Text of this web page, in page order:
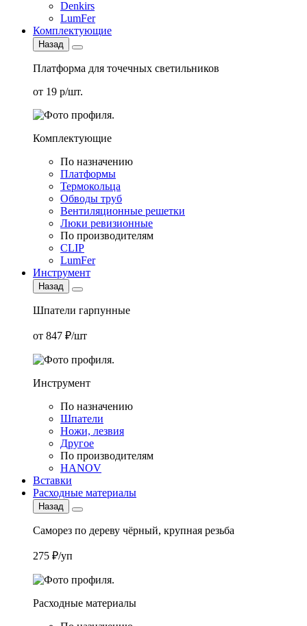
Denkirs
LumFer
Комплектующие
Назад
Платформа для точечных светильников
от 19 р/шт.
Комплектующие
По назначению
Платформы
Термокольца
Обводы труб
Вентиляционные решетки
Люки ревизионные
По производителям
CLIP
LumFer
Инструмент
Назад
Шпатели гарпунные
от 847 ₽/шт
Инструмент
По назначению
Шпатели
Ножи, лезвия
Другое
По производителям
HANOV
Вставки
Расходные материалы
Назад
Саморез по дереву чёрный, крупная резьба
275 ₽/уп
Расходные материалы